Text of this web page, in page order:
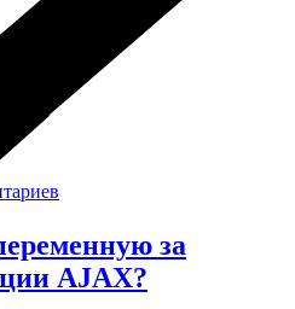
за
AJAX?